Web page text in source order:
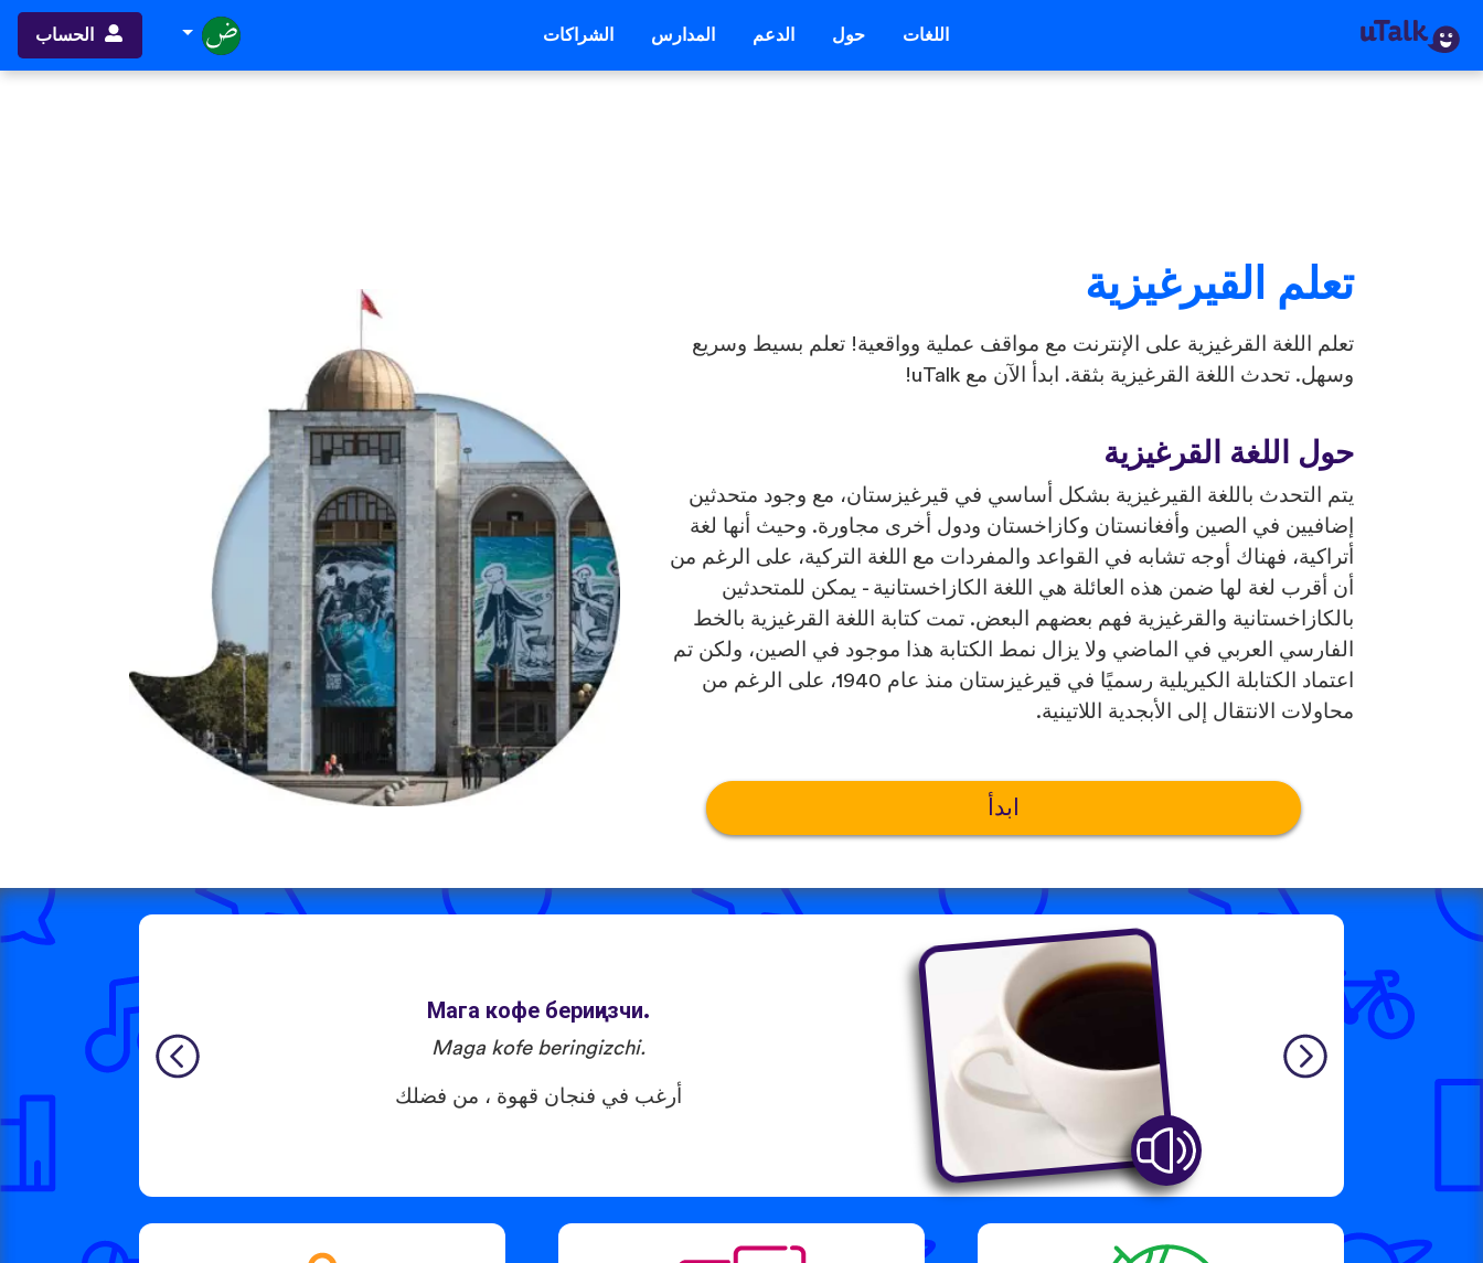
اللغات حول الدعم المدارس الشراكات الحساب
تعلم القيرغيزية
تعلم اللغة القرغيزية على الإنترنت مع مواقف عملية وواقعية! تعلم بسيط وسريع
وسهل. تحدث اللغة القرغيزية بثقة. ابدأ الآن مع uTalk!
حول اللغة القرغيزية
يتم التحدث باللغة القيرغيزية بشكل أساسي في قيرغيزستان، مع وجود متحدثين
إضافيين في الصين وأفغانستان وكازاخستان ودول أخرى مجاورة. وحيث أنها لغة
أتراكية، فهناك أوجه تشابه في القواعد والمفردات مع اللغة التركية، على الرغم من
أن أقرب لغة لها ضمن هذه العائلة هي اللغة الكازاخستانية - يمكن للمتحدثين
بالكازاخستانية والقرغيزية فهم بعضهم البعض. تمت كتابة اللغة القرغيزية بالخط
الفارسي العربي في الماضي ولا يزال نمط الكتابة هذا موجود في الصين، ولكن تم
اعتماد الكتابلة الكيريلية رسميًا في قيرغيزستان منذ عام 1940، على الرغم من
محاولات الانتقال إلى الأبجدية اللاتينية.
ابدأ
Мага кофе бериңизчи.
Maga kofe beringizchi.
أرغب في فنجان قهوة ، من فضلك